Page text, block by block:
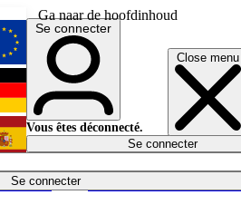
Ga naar de hoofdinhoud
Close menu
Se connecter
Économie
English
Deutsch
Español
Se connecter
Vous êtes déconnecté.
Se connecter